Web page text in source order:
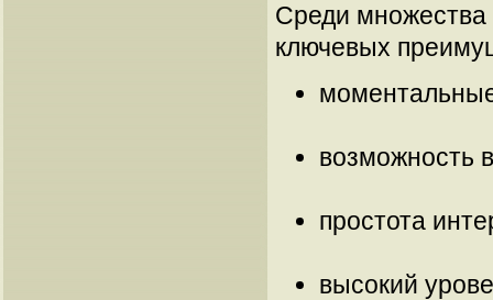
Среди множества
ключевых
возможность
простота
высокий